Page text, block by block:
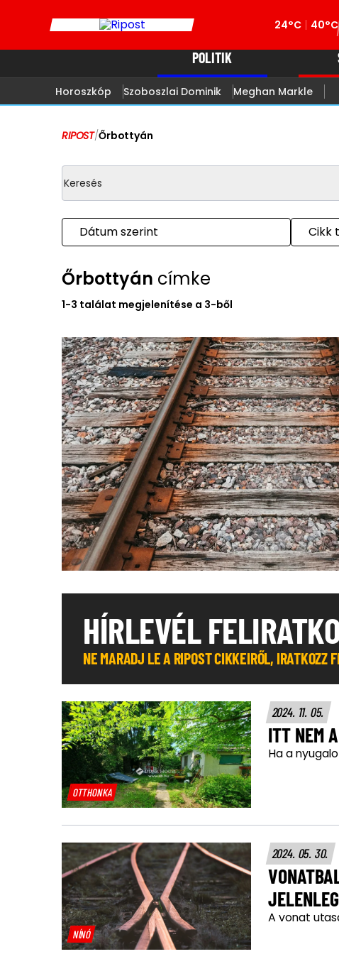
24°C 40°C
POLITIK
Horoszkóp Szoboszlai Dominik Meghan Markle
RIPOST/Őrbottyán
Dátum szerint Cikk
Őrbottyán címke
1-3 találat megjelenítése a 3-ből
HÍRLEVÉL
NE MARADJ LE A RIPOST CIKKEIRŐL, IRATKOZZ
OTTHONKA
2024. 11. 05.
ITT NEM
Ha a
NÍNÓ
2024. 05. 30.
A vonat